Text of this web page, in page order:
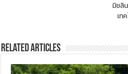
มิชลิ
เท
Related Articles